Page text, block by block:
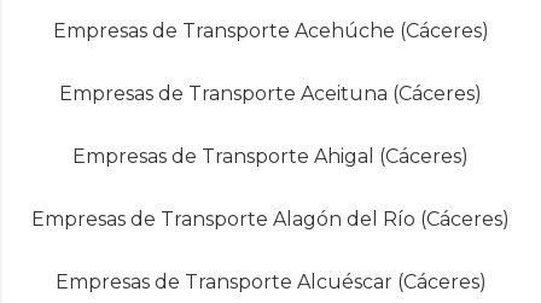
Empresas de Transporte Acehúche (Cáceres)
Empresas de Transporte Aceituna (Cáceres)
Empresas de Transporte Ahigal (Cáceres)
Empresas de Transporte Alagón del Río (Cáceres)
Empresas de Transporte Alcuéscar (Cáceres)